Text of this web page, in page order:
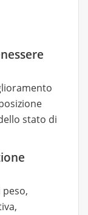
stato di